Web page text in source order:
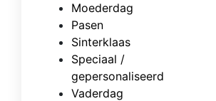
Moederdag
Pasen
Sinterklaas
Speciaal /
gepersonaliseerd
Vaderdag